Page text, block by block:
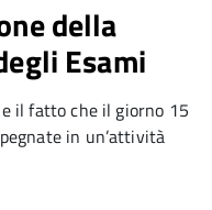
della
Esami
il fatto che il giorno 15
in un’attività